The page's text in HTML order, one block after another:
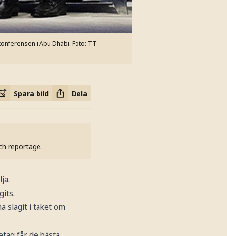
i Abu Dhabi. Foto: TT
Spara bild Dela
reportage.
slagit i taket om